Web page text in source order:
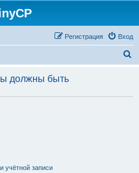
Вход
Регистрация
с
должны быть
учётной записи